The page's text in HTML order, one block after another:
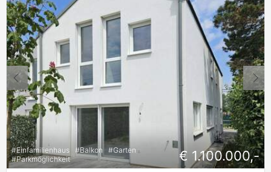
#Einfamilienhaus #Balkon #Garten
#Parkmöglichkeit € 1.100.000,-